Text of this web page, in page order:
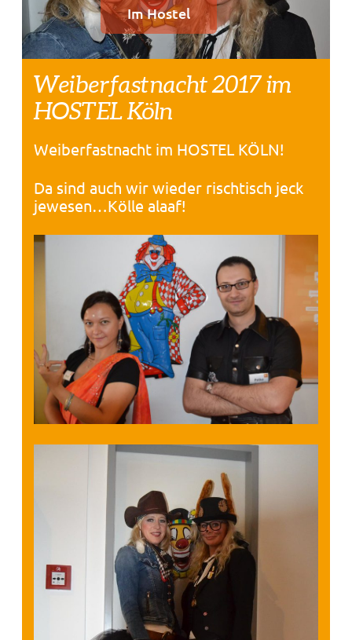
Im Hostel
Weiberfastnacht 2017 im
HOSTEL Köln
Weiberfastnacht im HOSTEL KÖLN!
Da sind auch wir wieder rischtisch jeck
jewesen…Kölle alaaf!